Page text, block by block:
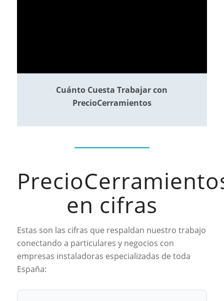
Cuánto Cuesta Trabajar con
PrecioCerramientos
en cifras
Estas son las cifras que respaldan nuestro trabajo
conectando a particulares y negocios con
empresas instaladoras especializadas de toda
España: